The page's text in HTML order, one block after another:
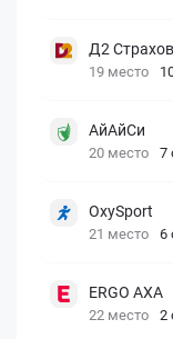
Д2
19 место
АйАйСи
20 место 7
OxySport
21 место 6
ERGO AXA
22 место 2